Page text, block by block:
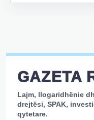
GAZETA
Lajm, llogaridhënie
drejtësi, SPAK,
qytetare.